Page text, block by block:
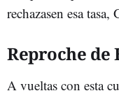
rechazasen esa
Reproche de
A vueltas con esta